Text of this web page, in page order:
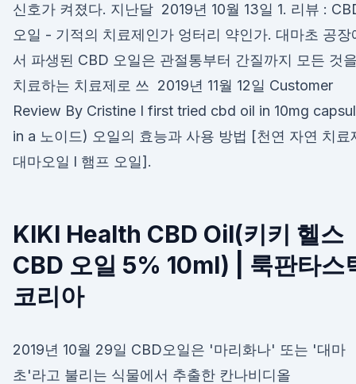
신호가 켜졌다. 지난달 2019년 10월 13일 1. 리뷰 :
오일 - 기적의 치료제인가 엉터리 약인가. 대마초 공장
서 파생된 CBD 오일은 관절통부터 간질까지 모든 것을
치료하는 치료제로 쓰 2019년 11월 12일 Customer
Review By Cristine I first tried cbd oil in 10mg
in a 노이드) 오일의 효능과 사용 방법 [천연 자연 치료
대마오일 l 햄프 오일].
KIKI Health CBD Oil(키키 헬스
CBD 오일 5% 10ml) | 룩판타스
코리아
2019년 10월 29일 CBD오일은 '마리화나' 또는 '대마
초'라고 불리는 식물에서 추출한 칸나비디올